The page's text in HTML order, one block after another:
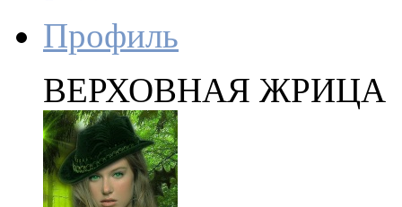
Профиль
ВЕРХОВНАЯ ЖРИЦА